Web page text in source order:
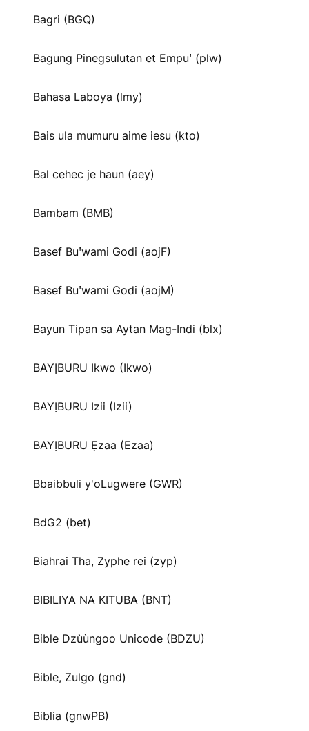
Bagri (BGQ)
Bagung Pinegsulutan et Empuꞌ (plw)
Bahasa Laboya (lmy)
Bais ula mumuru aime iesu (kto)
Bal cehec je haun (aey)
Bambam (BMB)
Basef Buꞌwami Godi (aojF)
Basef Buꞌwami Godi (aojM)
Bayun Tipan sa Aytan Mag-Indi (blx)
BAYỊBURU Ikwo (Ikwo)
BAYỊBURU Izii (Izii)
BAYỊBURU Ẹzaa (Ezaa)
Bbaibbuli y'oLugwere (GWR)
BdG2 (bet)
Biahrai Tha, Zyphe rei (zyp)
BIBILIYA NA KITUBA (BNT)
Bible Dzùùngoo Unicode (BDZU)
Bible, Zulgo (gnd)
Biblia (gnwPB)